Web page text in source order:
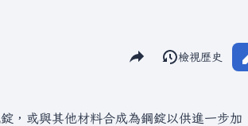
分享此頁面
視圖閱讀
檢視歷史
，或與其他材料合成為鋼錠以供進一步加